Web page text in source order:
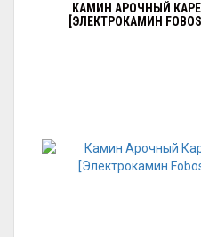
КАМИН АРОЧНЫЙ
[ЭЛЕКТРОКАМИН FOBOS/